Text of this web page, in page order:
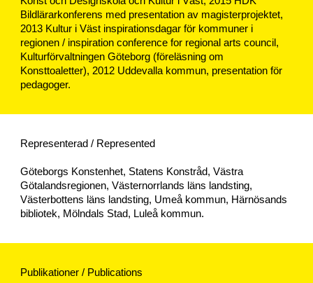
Bildlärarkonferens med presentation av magisterprojektet,
2013 Kultur i Väst inspirationsdagar för kommuner i
regionen/ inspiration conference for regional arts council,
Kulturförvaltningen Göteborg (föreläsning om
Konsttoaletter), 2012 Uddevalla kommun, presentation för
pedagoger.
Representerad / Represented
Göteborgs Konstenhet, Statens Konstråd, Västra
Götalandsregionen, Västernorrlands läns landsting,
Västerbottens läns landsting, Umeå kommun, Härnösands
bibliotek, Mölndals Stad, Luleå kommun.
Publikationer / Publications